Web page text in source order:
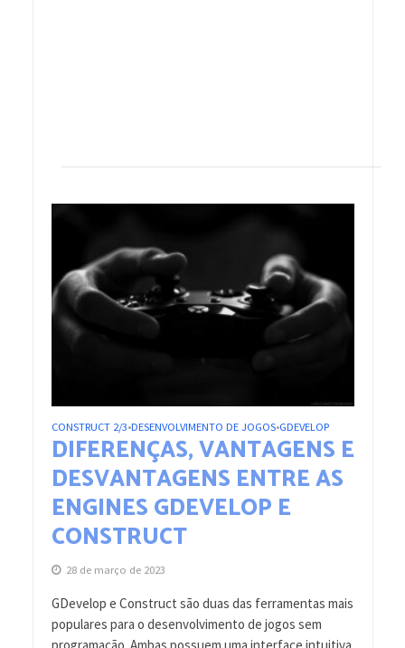
CONSTRUCT 2/3•DESENVOLVIMENTO DE JOGOS•GDEVELOP
DIFERENÇAS, VANTAGENS E
DESVANTAGENS ENTRE AS
ENGINES GDEVELOP E
CONSTRUCT
28 de março de 2023
GDevelop e Construct são duas das ferramentas mais
populares para o desenvolvimento de jogos sem
programação. Ambas possuem uma interface intuitiva